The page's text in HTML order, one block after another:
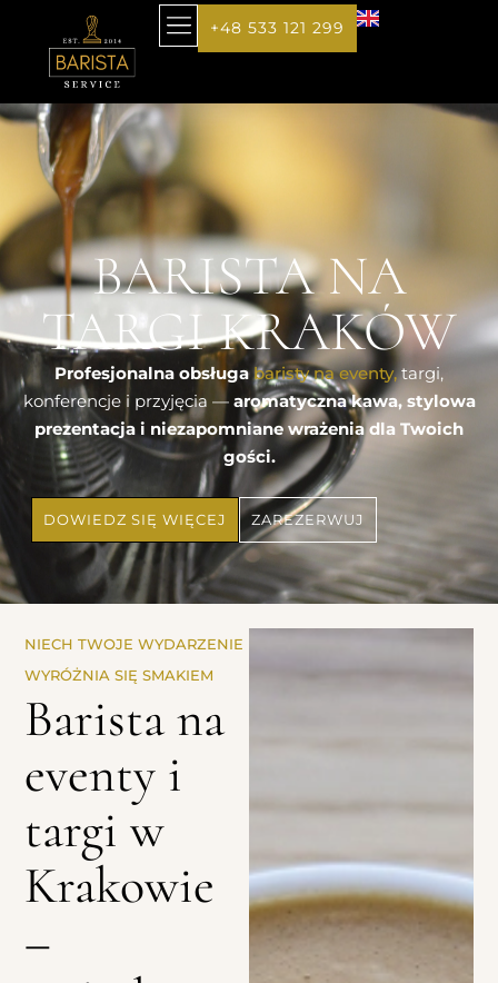
+48 533 121 299
BARISTA NA
TARGI KRAKÓW
Profesjonalna obsługa baristy na eventy,targi,
konferencje i przyjęcia — aromatyczna kawa, stylowa
prezentacja i niezapomniane wrażenia dla Twoich
gości.
DOWIEDZ SIĘ WIĘCEJ ZAREZERWUJ
NIECH TWOJE WYDARZENIE
WYRÓŻNIA SIĘ SMAKIEM
Barista na
eventy i
targi w
Krakowie
–